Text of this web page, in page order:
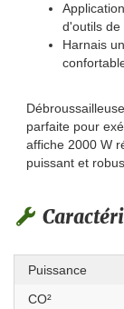
d'outils de
Harnais
parfaite pour
affiche 2000 W
puissant et
Puissance
CO² ­